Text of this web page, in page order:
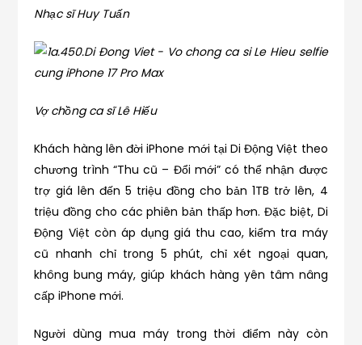
Nhạc sĩ Huy Tuấn
Vợ chồng ca sĩ Lê Hiếu
Khách hàng lên đời iPhone mới tại Di Động Việt theo
chương trình “Thu cũ – Đổi mới” có thể nhận được
trợ giá lên đến 5 triệu đồng cho bản 1TB trở lên, 4
triệu đồng cho các phiên bản thấp hơn. Đặc biệt, Di
Động Việt còn áp dụng giá thu cao, kiểm tra máy
cũ nhanh chỉ trong 5 phút, chỉ xét ngoại quan,
không bung máy, giúp khách hàng yên tâm nâng
cấp iPhone mới.
Người dùng mua máy trong thời điểm này còn